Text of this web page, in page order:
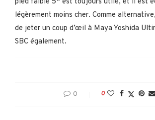
légèrement moins cher. Comme
de jeter un coup d’œil à Maya Yoshida
SBC également.
0 0